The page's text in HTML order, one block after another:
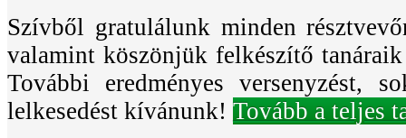
Szívből gratulálunk minden
valamint köszönjük felkészítő
További eredményes versenyzést,
lelkesedést kívánunk! Tovább a teljes